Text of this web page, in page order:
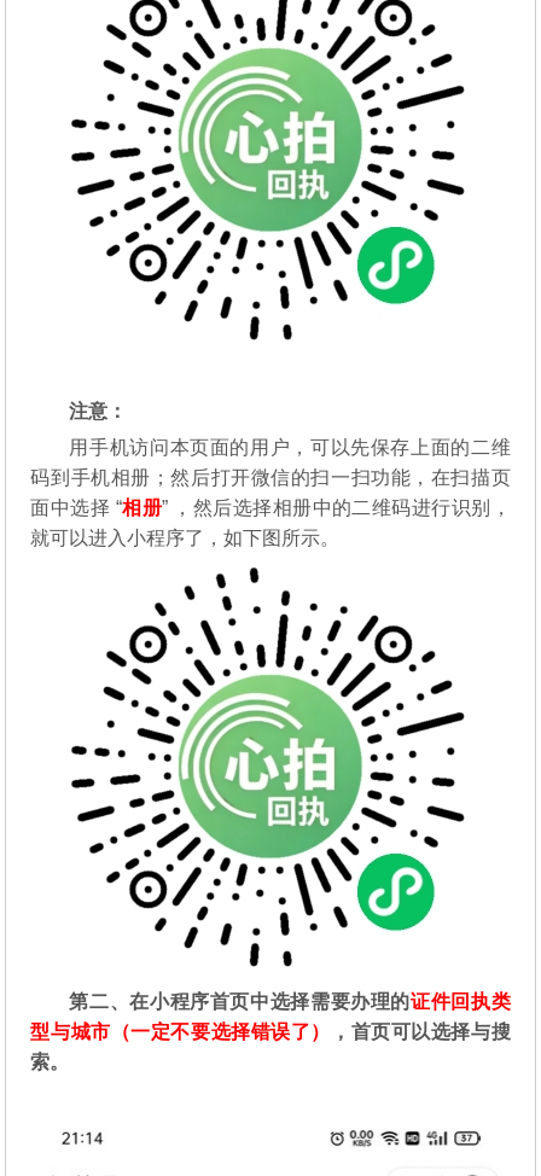
注意：
用手机访问本页面的用户，可以先保存上面的二维
码到手机相册；然后打开微信的扫一扫功能，在扫描页
面中选择 “相册” ，然后选择相册中的二维码进行识别，
就可以进入小程序了，如下图所示。
第二、在小程序首页中选择需要办理的证件回执类
型与城市（一定不要选择错误了）
，首页可以选择与搜
索。